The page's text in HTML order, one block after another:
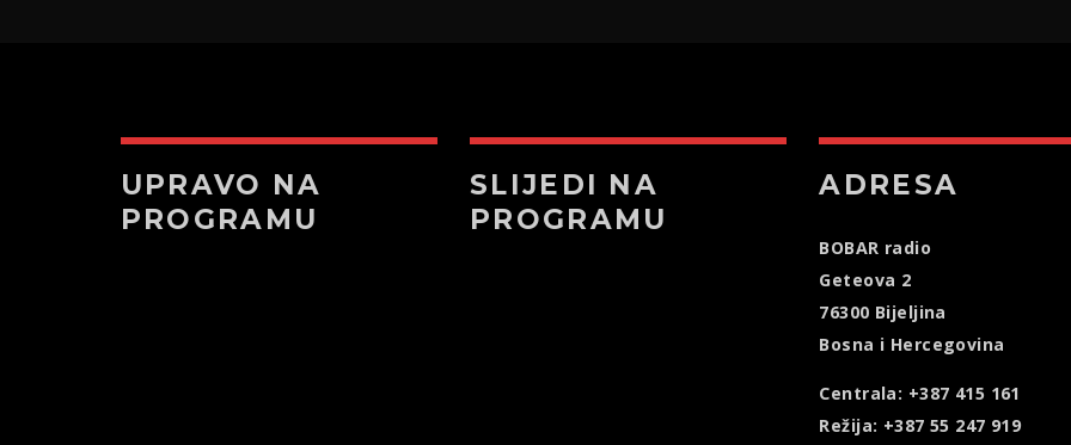
UPRAVO NA
PROGRAMU
SLIJEDI NA
PROGRAMU
ADRESA
BOBAR radio
Geteova 2
76300 Bijeljina
Bosna i Hercegovina
Centrala: +387 415 161
Režija: +387 55 247 919